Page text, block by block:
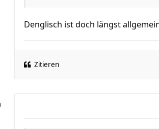
Denglisch ist doch längst
Zitieren